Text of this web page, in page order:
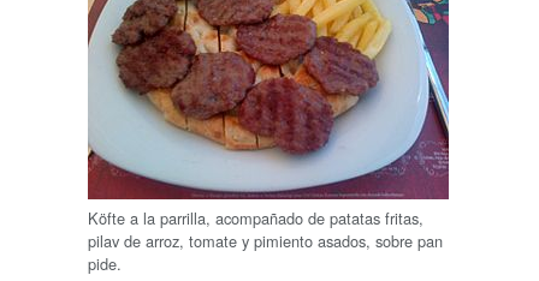
Köfte a la parrilla, acompañado de patatas fritas,
pilav de arroz, tomate y pimiento asados, sobre pan
pide.